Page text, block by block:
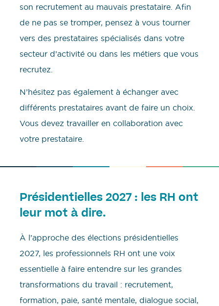
son recrutement au mauvais prestataire. Afin
de ne pas se tromper, pensez à vous tourner
vers des prestataires spécialisés dans votre
secteur d’activité ou dans les métiers que vous
recrutez.
N’hésitez pas également à échanger avec
différents prestataires avant de faire un choix.
Vous devez travailler en collaboration avec
votre prestataire.
Présidentielles 2027 : les RH ont
leur mot à dire.
À l’approche des élections présidentielles
2027, les professionnels RH ont une voix
essentielle à faire entendre sur les grandes
transformations du travail : recrutement,
formation, paie, santé mentale, dialogue social,